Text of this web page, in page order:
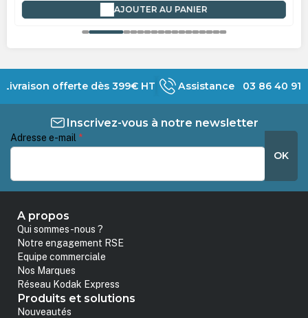
AJOUTER AU PANIER
Livraison offerte dès 399€ HT Assistance 03 86 40 91
Inscrivez-vous à notre newsletter
Adresse e-mail *
OK
A propos
Qui sommes-nous ?
Notre engagement RSE
Equipe commerciale
Nos Marques
Réseau Kodak Express
Produits et solutions
Nouveautés